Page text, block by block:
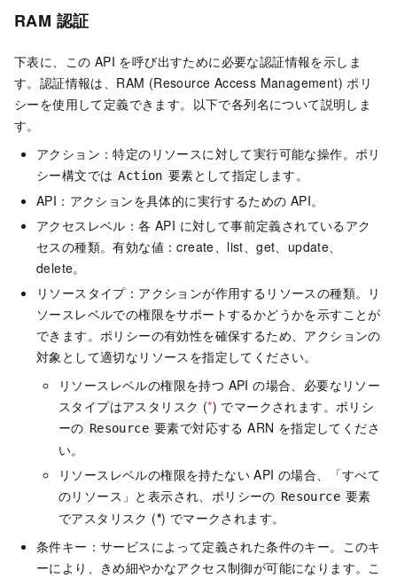
RAM 認証
下表に、この API を呼び出すために必要な認証情報を示しま
す。認証情報は、RAM (Resource Access Management) ポリ
シーを使用して定義できます。以下で各列名について説明しま
す。
アクション：特定のリソースに対して実行可能な操作。ポリ
シー構文では Action 要素として指定します。
API：アクションを具体的に実行するための API。
アクセスレベル：各 API に対して事前定義されているアク
セスの種類。有効な値：create、list、get、update、
delete。
リソースタイプ：アクションが作用するリソースの種類。リ
ソースレベルでの権限をサポートするかどうかを示すことが
できます。ポリシーの有効性を確保するため、アクションの
対象として適切なリソースを指定してください。
リソースレベルの権限を持つ API の場合、必要なリソー
スタイプはアスタリスク (*) でマークされます。ポリシ
ーの Resource 要素で対応する ARN を指定してくださ
い。
リソースレベルの権限を持たない API の場合、「すべて
のリソース」と表示され、ポリシーの Resource 要素
でアスタリスク (*) でマークされます。
条件キー：サービスによって定義された条件のキー。このキ
ーにより、きめ細やかなアクセス制御が可能になります。こ